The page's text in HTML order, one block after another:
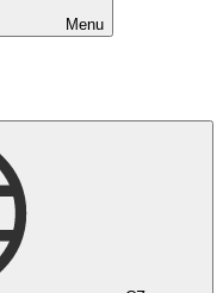
Menu